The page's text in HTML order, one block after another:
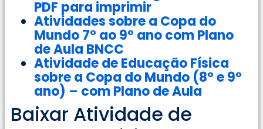
PDF para imprimir
Atividades sobre a Copa do
Mundo 7° ao 9° ano com Plano
de Aula BNCC
Atividade de Educação Física
sobre a Copa do Mundo (8° e 9°
ano) – com Plano de Aula
Baixar Atividade de